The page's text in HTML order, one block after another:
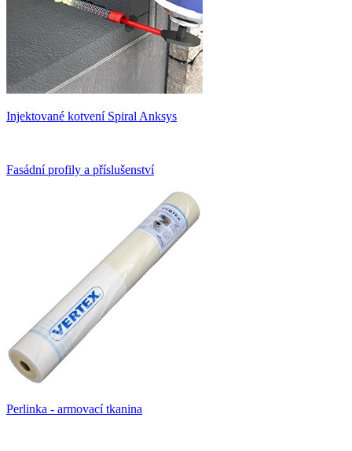
Injektované kotvení Spiral Anksys
Fasádní profily a příslušenství
Perlinka - armovací tkanina